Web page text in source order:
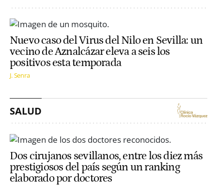
Nuevo caso del Virus del Nilo en Sevilla: un
vecino de Aznalcázar eleva a seis los
positivos esta temporada
J. Senra
SALUD
Dos cirujanos sevillanos, entre los diez más
prestigiosos del país según un ranking
elaborado por doctores